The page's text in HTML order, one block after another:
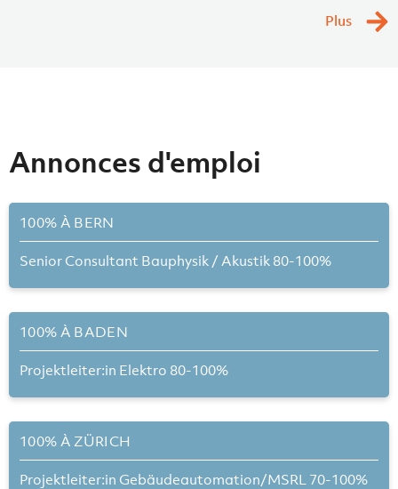
énergétique novateur en France. Situé à la frontière franco-
Plus
Annonces d'emploi
100% À BERN
Senior Consultant Bauphysik / Akustik 80-100%
100% À BADEN
Projektleiter:in Elektro 80-100%
100% À ZÜRICH
Projektleiter:in Gebäudeautomation/MSRL 70-100%